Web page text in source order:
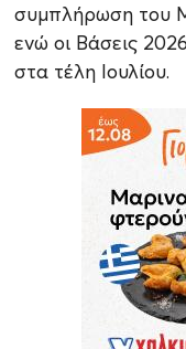
συμπλήρωση του
ενώ οι Βάσεις
στα τέλη Ιουλίου.